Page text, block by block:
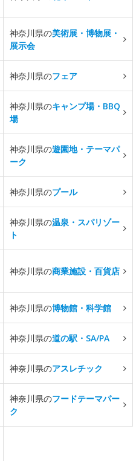
神奈川県の美術展・博物展・
展示会
神奈川県のフェア
神奈川県のキャンプ場・BBQ
場
神奈川県の遊園地・テーマパ
ーク
神奈川県のプール
神奈川県の温泉・スパリゾー
ト
神奈川県の商業施設・百貨店
神奈川県の博物館・科学館
神奈川県の道の駅・SA/PA
神奈川県のアスレチック
神奈川県のフードテーマパー
ク